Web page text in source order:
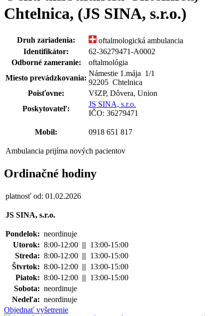
Chtelnica, (JS SINA, s.r.o.)
Druh zariadenia:
oftalmologická ambulancia
Identifikátor:
62-36279471-A0002
Odborné zameranie:
oftalmológia
Miesto prevádzkovania:
Námestie 1.mája 1/1
92205 Chtelnica
Poisťovne:
VšZP, Dôvera, Union
Poskytovateľ:
JS SINA, s.r.o.
IČO: 36279471
Mobil: 0918 651 817
Ambulancia prijíma nových pacientov
Ordinačné hodiny
platnosť od: 01.02.2026
JS SINA, s.r.o.
Pondelok: neordinuje
Utorok: 8:00-12:00 || 13:00-15:00
Streda: 8:00-12:00 || 13:00-15:00
Štvrtok: 8:00-12:00 || 13:00-15:00
Piatok: 8:00-12:00 || 13:00-15:00
Sobota: neordinuje
Nedeľa: neordinuje
Objednať vyšetrenie